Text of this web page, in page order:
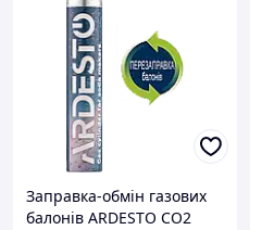
Заправка-обмін газових
балонів ARDESTO CO2